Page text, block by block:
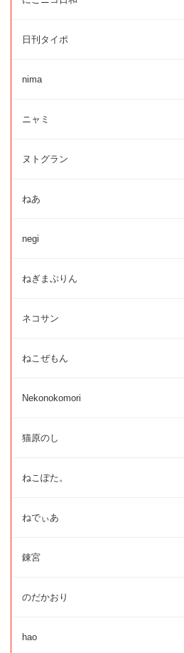
日刊タイポ
nima
ニャミ
ヌトグラン
ねあ
negi
ねぎまぷりん
ネコサン
ねこぜもん
Nekonokomori
猫原のし
ねこぽた。
ねでぃあ
錬宮
のだかおり
hao